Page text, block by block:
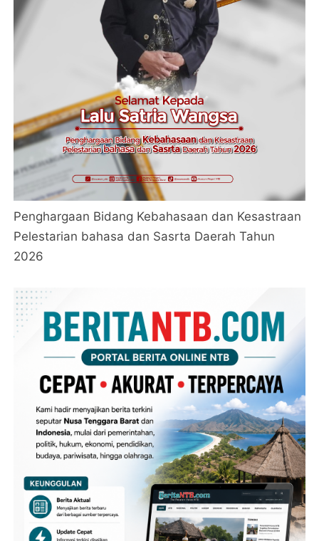
Penghargaan Bidang Kebahasaan dan Kesastraan
Pelestarian bahasa dan Sasrta Daerah Tahun
2026